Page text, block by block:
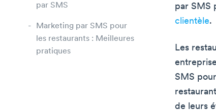
par SMS
Marketing par SMS pour
les restaurants : Meilleures
pratiques
par SMS
clientèle.
Les
SMS
de leurs